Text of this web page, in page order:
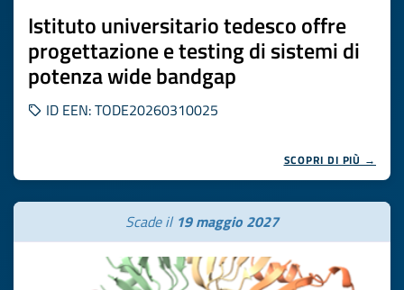
Istituto universitario tedesco offre
progettazione e testing di sistemi di
potenza wide bandgap
ID EEN: TODE20260310025
SCOPRI DI PIÙ →
Scade il 19 maggio 2027